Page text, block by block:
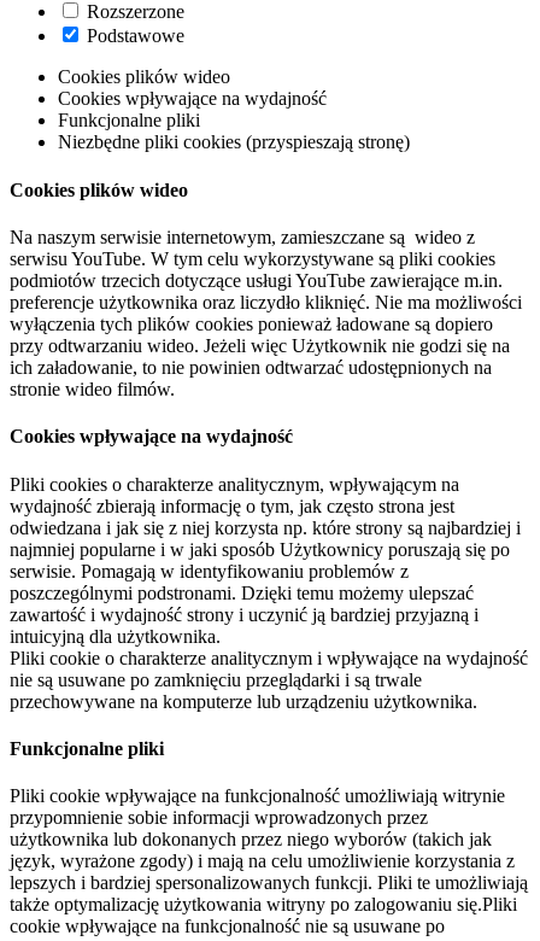
Rozszerzone
Podstawowe
Cookies plików wideo
Cookies wpływające na wydajność
Funkcjonalne pliki
Niezbędne pliki cookies (przyspieszają stronę)
Cookies plików wideo
Na naszym serwisie internetowym, zamieszczane są wideo z
serwisu YouTube. W tym celu wykorzystywane są pliki cookies
podmiotów trzecich dotyczące usługi YouTube zawierające m.in.
preferencje użytkownika oraz liczydło kliknięć. Nie ma możliwości
wyłączenia tych plików cookies ponieważ ładowane są dopiero
przy odtwarzaniu wideo. Jeżeli więc Użytkownik nie godzi się na
ich załadowanie, to nie powinien odtwarzać udostępnionych na
stronie wideo filmów.
Cookies wpływające na wydajność
Pliki cookies o charakterze analitycznym, wpływającym na
wydajność zbierają informację o tym, jak często strona jest
odwiedzana i jak się z niej korzysta np. które strony są najbardziej i
najmniej popularne i w jaki sposób Użytkownicy poruszają się po
serwisie. Pomagają w identyfikowaniu problemów z
poszczególnymi podstronami. Dzięki temu możemy ulepszać
zawartość i wydajność strony i uczynić ją bardziej przyjazną i
intuicyjną dla użytkownika.
Pliki cookie o charakterze analitycznym i wpływające na wydajność
nie są usuwane po zamknięciu przeglądarki i są trwale
przechowywane na komputerze lub urządzeniu użytkownika.
Funkcjonalne pliki
Pliki cookie wpływające na funkcjonalność umożliwiają witrynie
przypomnienie sobie informacji wprowadzonych przez
użytkownika lub dokonanych przez niego wyborów (takich jak
język, wyrażone zgody) i mają na celu umożliwienie korzystania z
lepszych i bardziej spersonalizowanych funkcji. Pliki te umożliwiają
także optymalizację użytkowania witryny po zalogowaniu się.Pliki
cookie wpływające na funkcjonalność nie są usuwane po